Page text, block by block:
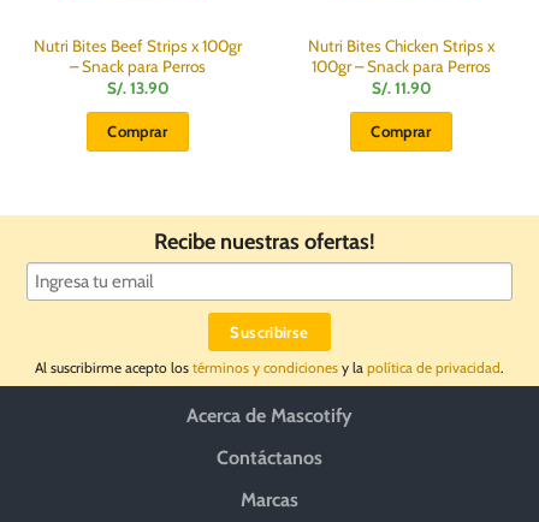
Nutri Bites Beef Strips x 100gr
– Snack para Perros
S/.13.90
Comprar
Nutri Bites Chicken Strips x
100gr – Snack para Perros
S/.11.90
Comprar
Recibe nuestras ofertas!
Al suscribirme acepto los términos y condiciones y la política de privacidad.
Acerca de Mascotify
Contáctanos
Marcas